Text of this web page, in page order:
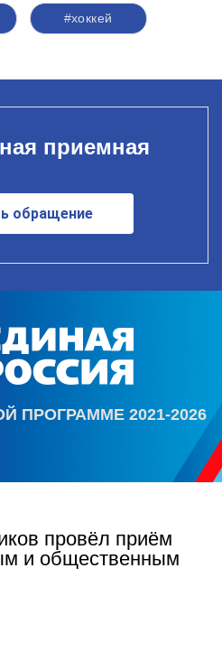
#хоккей
приемная
обращение
ПРОГРАММЕ 2021-2026
провёл приём
и общественным